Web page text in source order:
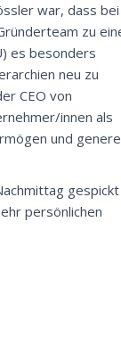
war, dass bei
zu
es besonders
neu zu
CEO von
innen als
und
gespickt
persönlichen